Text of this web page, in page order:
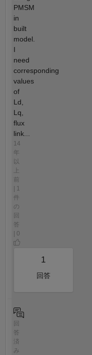
PMSM
in
built
model.
I
need
corresponding
values
of
Ld,
Lq,
flux
link...
14
年
以
前
| 1
件
の
回
答
| 0
1
回答
回
答
済
み